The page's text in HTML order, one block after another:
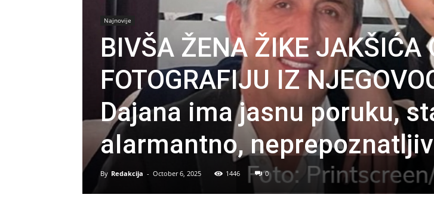
Najnovije
BIVŠA ŽENA ŽIKE JAKŠIĆA
FOTOGRAFIJU IZ
Dajana ima jasnu poruku,
aIarmantno, neprepoznatljiv
By Redakcija - October 6, 2025 1446 0